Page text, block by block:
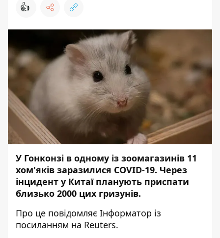
👍
У Гонконзі в одному із зоомагазинів 11
хом'яків заразилися COVID-19. Через
інцидент у Китаї планують приспати
близько 2000 цих гризунів.
Про це повідомляє Інформатор із
посиланням на Reuters.